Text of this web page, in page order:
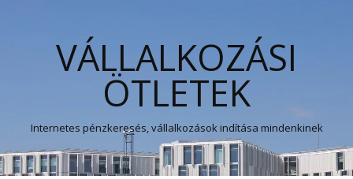
VÁLLALKOZÁSI
ÖTLETEK
Internetes pénzkeresés, vállalkozások indítása mindenkinek